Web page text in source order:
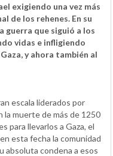
exigiendo una vez más
de los rehenes. En su
guerra que siguió a los
vidas e infligiendo
y ahora también al
escala liderados por
la muerte de más de 1250
para llevarlos a Gaza, el
esta fecha la comunidad
absoluta condena a esos